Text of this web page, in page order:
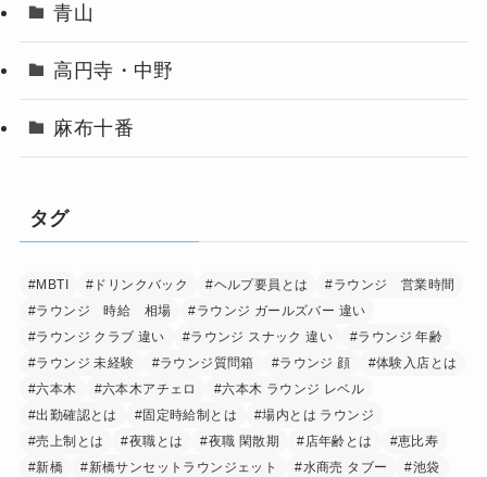
青山
高円寺・中野
麻布十番
タグ
#MBTI #ドリンクバック #ヘルプ要員とは
#ラウンジ 営業時間
#ラウンジ 時給 相場
#ラウンジ ガールズバー 違い
#ラウンジ クラブ 違い
#ラウンジ スナック 違い
#ラウンジ 年齢
#ラウンジ 未経験
#ラウンジ質問箱 #ラウンジ 顔
#体験入店とは
#六本木
#六本木アチェロ
#六本木 ラウンジ レベル
#出勤確認とは
#固定時給制とは
#場内とは ラウンジ
#売上制とは
#夜職とは #夜職 閑散期 #店年齢とは
#恵比寿
#新橋
#新橋サンセットラウンジェット #水商売 タブー
#池袋